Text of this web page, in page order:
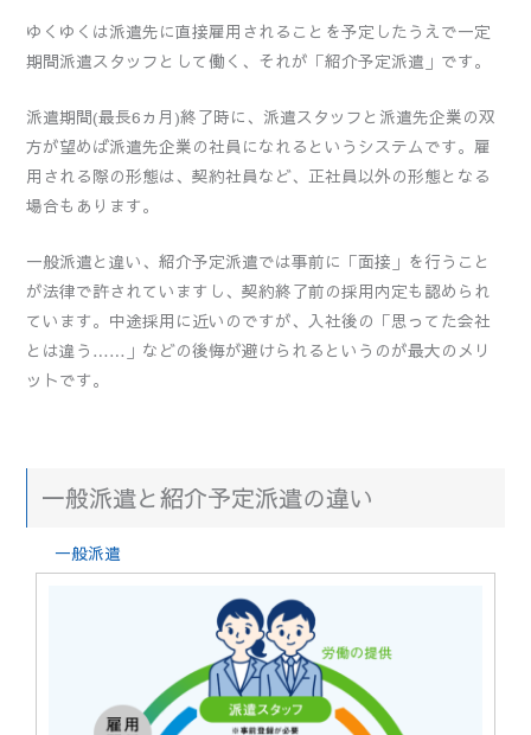
ゆくゆくは派遣先に直接雇用されることを予定したうえで一定
期間派遣スタッフとして働く、それが「紹介予定派遣」です。
派遣期間(最長6ヵ月)終了時に、派遣スタッフと派遣先企業の双
方が望めば派遣先企業の社員になれるというシステムです。雇
用される際の形態は、契約社員など、正社員以外の形態となる
場合もあります。
一般派遣と違い、紹介予定派遣では事前に「面接」を行うこと
が法律で許されていますし、契約終了前の採用内定も認められ
ています。中途採用に近いのですが、入社後の「思ってた会社
とは違う……」などの後悔が避けられるというのが最大のメリ
ットです。
一般派遣と紹介予定派遣の違い
一般派遣